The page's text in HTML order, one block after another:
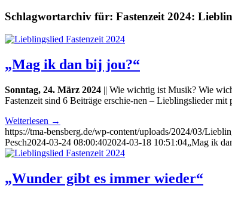
Schlagwortarchiv für: Fastenzeit 2024:
„Mag ik dan bij jou?“
Sonntag, 24. März 2024 || Wie wichtig ist Musik? Wie
Fastenzeit sind 6 Beiträge erschie-nen – Lieblingslieder
Weiterlesen →
https://tma-bensberg.de/wp-content/uploads/2024/03/
Pesch2024-03-24 08:00:402024-03-18 10:51:04„Mag ik
„Wunder gibt es immer wieder“